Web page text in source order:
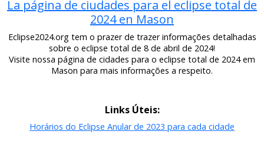
La página de ciudades para el eclipse total de
2024 en Mason
Eclipse2024.org tem o prazer de trazer informações detalhadas
sobre o eclipse total de 8 de abril de 2024!
Visite nossa página de cidades para o eclipse total de 2024 em
Mason para mais informações a respeito.
Links Úteis:
Horários do Eclipse Anular de 2023 para cada cidade